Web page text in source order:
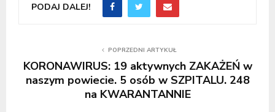
PODAJ DALEJ!
POPRZEDNI ARTYKUŁ
KORONAWIRUS: 19 aktywnych ZAKAŻEŃ w
naszym powiecie. 5 osób w SZPITALU. 248
na KWARANTANNIE